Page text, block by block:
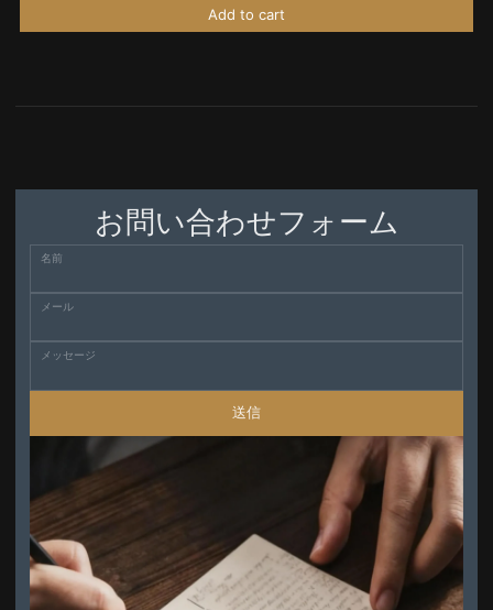
Add to cart
お問い合わせフォーム
名前
メール
メッセージ
送信